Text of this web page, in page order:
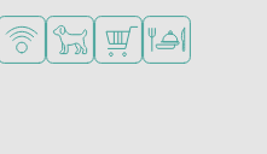
jonge kinderenom te sporten
beschikbaar
Huisdieren toegestaan
Campingwinkel/
Restaurant of
elektrische auto